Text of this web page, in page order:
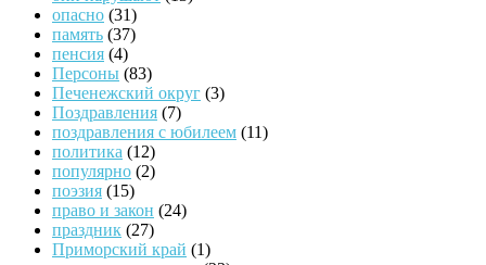
опасно (31)
память (37)
пенсия (4)
Персоны (83)
Печенежский округ (3)
Поздравления (7)
поздравления с юбилеем (11)
политика (12)
популярно (2)
поэзия (15)
право и закон (24)
праздник (27)
Приморский край (1)